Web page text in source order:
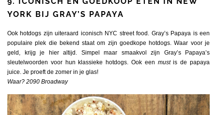
YORK BIJ GRAY’S PAPAYA
Ook hotdogs zijn uiteraard iconisch NYC street food. Gray’s Papaya is een
populaire plek die bekend staat om zijn goedkope hotdogs. Waar voor je
geld, krijg je hier altijd. Simpel maar smaakvol zijn Gray’s Papaya’s
sleutelwoorden voor hun klassieke hotdogs. Ook een mustis de papaya
juice. Je proeft de zomer in je glas!
Waar? 2090 Broadway